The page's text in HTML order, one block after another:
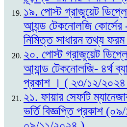
১৯. পোস্ট গ্রাজুয়েট
আ্যন্ড টেকনোলজি কোর্সের -
নিমিত্ত সাধারন তথ্য
২০. পোস্ট গ্রাজুয়েট
আ্যান্ড টেকনোলজি- ৪র্থ
প্রকাশ । ( ২৩/১২/
২১. ফায়ার সেফটি
ভর্তি বিজ্ঞপ্তি প্রকাশ